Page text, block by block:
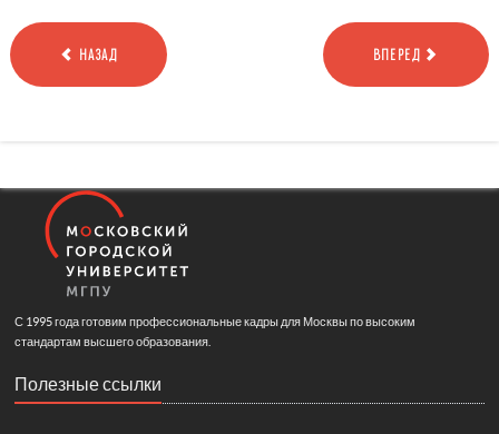
НАЗАД ВПЕРЕД
С 1995 года готовим профессиональные кадры для Москвы по высоким
стандартам высшего образования.
Полезные ссылки